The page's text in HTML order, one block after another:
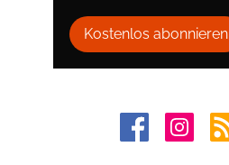
Kostenlos abonnieren